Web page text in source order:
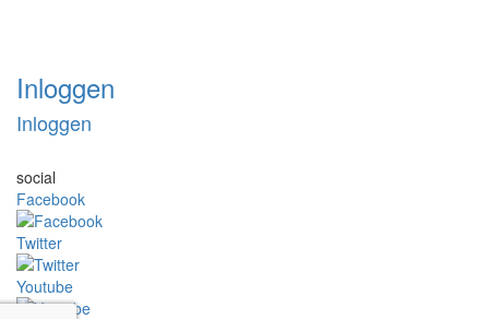
Inloggen
Inloggen
social
Facebook
Twitter
Youtube